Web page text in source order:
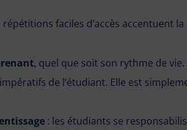
répétitions faciles d’accès accentuent
, quel que soit son rythme de
de l’étudiant. Elle est
: les étudiants se